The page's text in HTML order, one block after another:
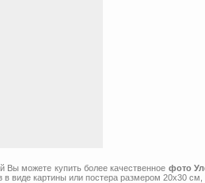
Вы можете купить более качественное фото
в виде картины или постера размером 20x30